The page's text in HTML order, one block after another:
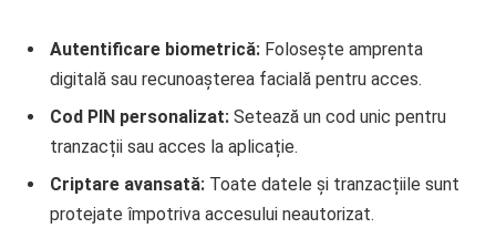
Autentificare biometrică: Folosește amprenta
digitală sau recunoașterea facială pentru acces.
Cod PIN personalizat: Setează un cod unic pentru
tranzacții sau acces la aplicație.
Criptare avansată: Toate datele și tranzacțiile sunt
protejate împotriva accesului neautorizat.